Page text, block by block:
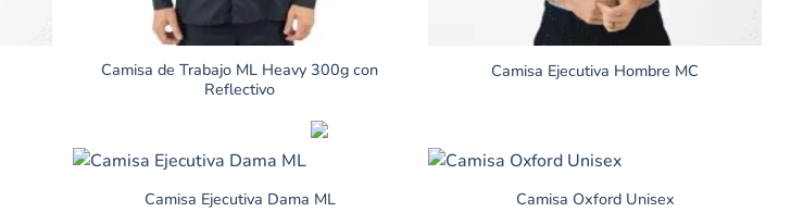
Camisa de Trabajo ML Heavy 300g con
Reflectivo
Camisa Ejecutiva Hombre MC
Camisa Ejecutiva Dama ML Camisa Oxford Unisex